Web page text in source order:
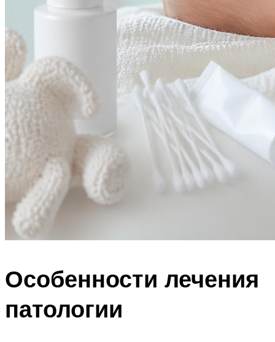
Особенности лечения
патологии